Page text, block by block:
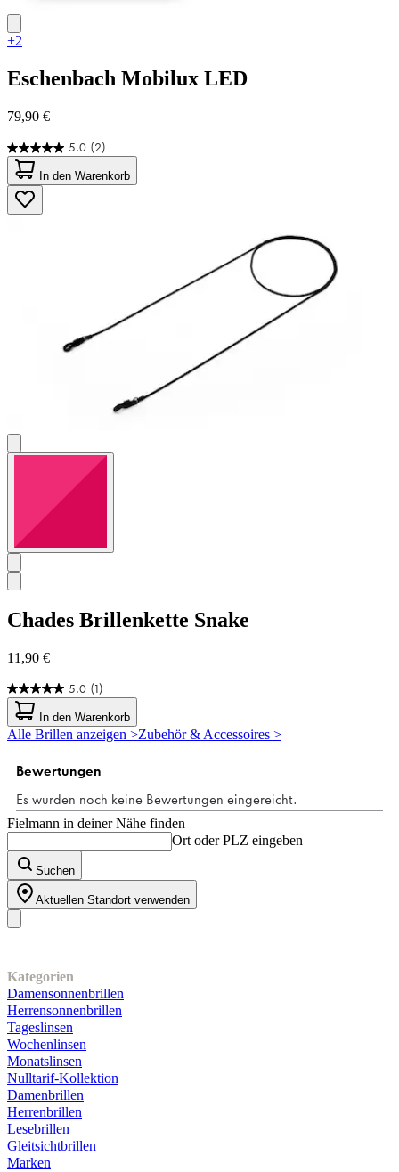
+2
Eschenbach Mobilux LED
79,90 €
5.0 (2)
5.0
von
5
Sternen.
2
In den Warenkorb
Chades Brillenkette Snake
11,90 €
5.0 (1)
5.0
von
5
Sternen.
Bewertung
In den Warenkorb
Alle Brillen anzeigen >Zubehör & Accessoires >
Fielmann in deiner Nähe finden
Ort oder PLZ eingeben
Suchen
Aktuellen Standort verwenden
Kategorien
Damensonnenbrillen
Herrensonnenbrillen
Tageslinsen
Wochenlinsen
Monatslinsen
Nulltarif-Kollektion
Damenbrillen
Herrenbrillen
Lesebrillen
Gleitsichtbrillen
Marken